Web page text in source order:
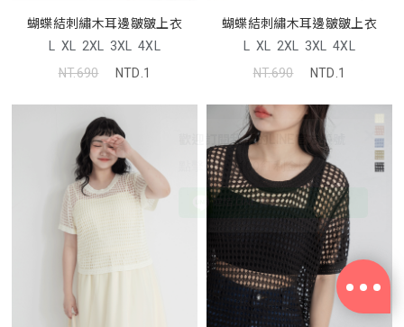
蝴蝶結刺繡木耳邊皺皺上衣
L XL 2XL 3XL 4XL
NT.690
NTD.1
蝴蝶結刺繡木耳邊皺皺上衣
L XL 2XL 3XL 4XL
NT.690
NTD.1
歡迎訂閱我們的LINE官方帳號
點擊領取$100紅利金💌
連結 LINE 帳號